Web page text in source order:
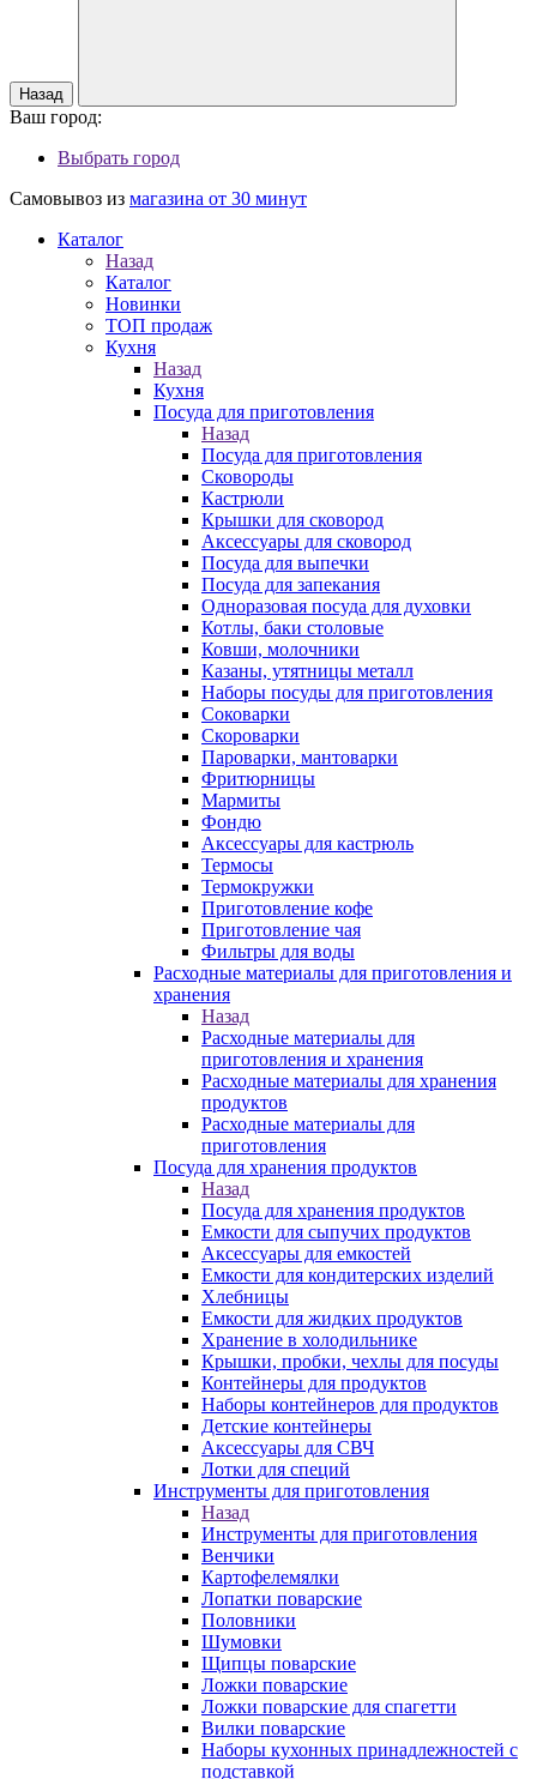
Назад
Ваш город:
Выбрать город
Самовывоз из магазина от 30 минут
Каталог
Назад
Каталог
Новинки
ТОП продаж
Кухня
Назад
Кухня
Посуда для приготовления
Назад
Посуда для приготовления
Сковороды
Кастрюли
Крышки для сковород
Аксессуары для сковород
Посуда для выпечки
Посуда для запекания
Одноразовая посуда для духовки
Котлы, баки столовые
Ковши, молочники
Казаны, утятницы металл
Наборы посуды для приготовления
Соковарки
Скороварки
Пароварки, мантоварки
Фритюрницы
Мармиты
Фондю
Аксессуары для кастрюль
Термосы
Термокружки
Приготовление кофе
Приготовление чая
Фильтры для воды
Расходные материалы для приготовления и
хранения
Назад
Расходные материалы для
приготовления и хранения
Расходные материалы для хранения
продуктов
Расходные материалы для
приготовления
Посуда для хранения продуктов
Назад
Посуда для хранения продуктов
Емкости для сыпучих продуктов
Аксессуары для емкостей
Емкости для кондитерских изделий
Хлебницы
Емкости для жидких продуктов
Хранение в холодильнике
Крышки, пробки, чехлы для посуды
Контейнеры для продуктов
Наборы контейнеров для продуктов
Детские контейнеры
Аксессуары для СВЧ
Лотки для специй
Инструменты для приготовления
Назад
Инструменты для приготовления
Венчики
Картофелемялки
Лопатки поварские
Половники
Шумовки
Щипцы поварские
Ложки поварские
Ложки поварские для спагетти
Вилки поварские
Наборы кухонных принадлежностей с
подставкой